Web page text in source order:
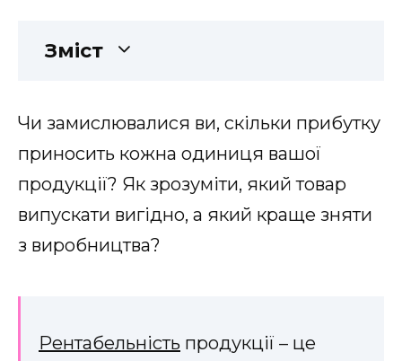
Зміст
Чи замислювалися ви, скільки прибутку
приносить кожна одиниця вашої
продукції? Як зрозуміти, який товар
випускати вигідно, а який краще зняти
з виробництва?
Рентабельність продукції – це